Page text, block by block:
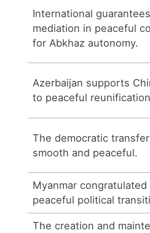
International
mediation in peaceful
for Abkhaz autonomy.
Azerbaijan supports
to peaceful
The democratic
smooth and peaceful.
Myanmar
peaceful political
The creation and